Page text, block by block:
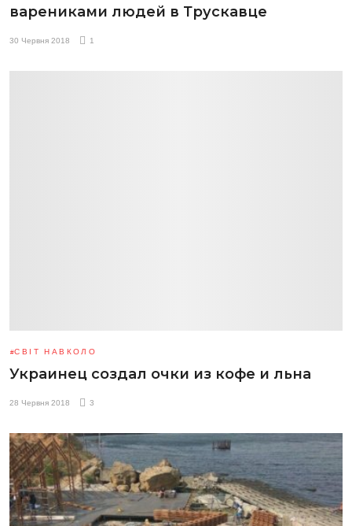
варениками людей в Трускавце
30 Червня 2018 1
СВІТ НАВКОЛО
Украинец создал очки из кофе и льна
28 Червня 2018 3